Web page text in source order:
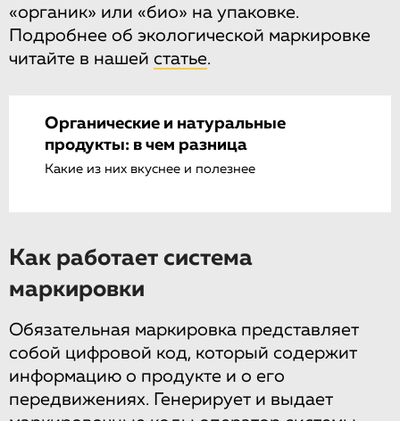
«органик» или «био» на упаковке.
Подробнее об экологической маркировке
читайте в нашей статье.
Органические и натуральные
продукты: в чем разница
Какие из них вкуснее и полезнее
Как работает система
маркировки
Обязательная маркировка представляет
собой цифровой код, который содержит
информацию о продукте и о его
передвижениях. Генерирует и выдает